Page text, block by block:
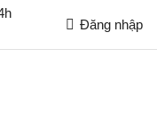
Đăng nhập